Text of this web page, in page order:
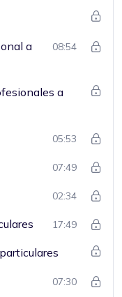
a
08:54
a
05:53
07:49
02:34
17:49
07:30